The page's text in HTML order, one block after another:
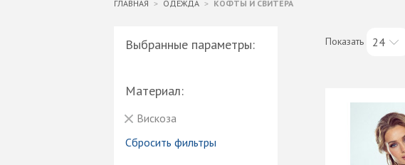
ГЛАВНАЯ ОДЕЖДА КОФТЫ И СВИТЕРА
Показать 24
Выбранные параметры:
Материал:
Вискоза
Сбросить фильтры